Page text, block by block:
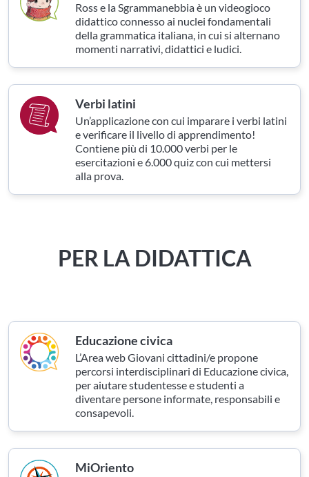
Ross e la Sgrammanebbia è un videogioco
didattico connesso ai nuclei fondamentali
della grammatica italiana, in cui si alternano
momenti narrativi, didattici e ludici.
Verbi latini
Un’applicazione con cui imparare i verbi latini
e verificare il livello di apprendimento!
Contiene più di 10.000 verbi per le
esercitazioni e 6.000 quiz con cui mettersi
alla prova.
PER LA DIDATTICA
Educazione civica
L’Area web Giovani cittadini/e propone
percorsi interdisciplinari di Educazione civica,
per aiutare studentesse e studenti a
diventare persone informate, responsabili e
consapevoli.
MiOriento